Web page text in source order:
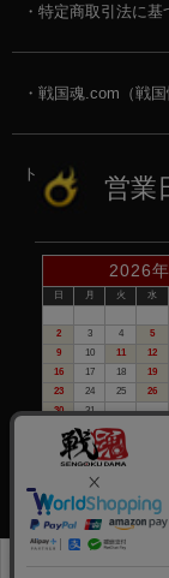
特定商取引法に基
戦国魂.com（戦国
ト） 営業
2026
日 月 火 水
2
3 4 5
9
10 11 12
16
17 18 19
23
24 25 26
30
31
赤い日付が定休日
※定休日は、商品
おりますので予